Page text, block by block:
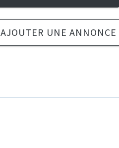
AJOUTER UNE ANNONCE